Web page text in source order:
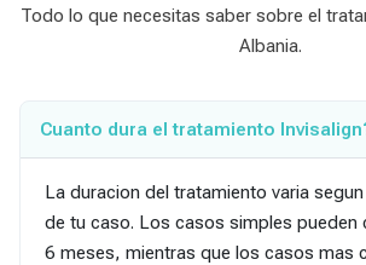
Todo lo que necesitas saber sobre el
Albania.
Cuanto dura el tratamiento
La duracion del tratamiento varia
de tu caso. Los casos simples pueden
6 meses, mientras que los casos mas